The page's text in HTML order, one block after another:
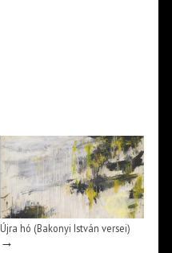
Újra hó (Bakonyi István versei)
→